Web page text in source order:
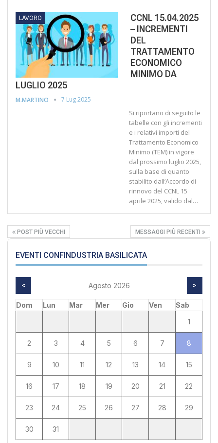
LAVORO
CCNL 15.04.2025
– INCREMENTI
DEL
TRATTAMENTO
ECONOMICO
MINIMO DA
LUGLIO 2025
M.MARTINO 7 Lug 2025
Si riportano di seguito le
tabelle con gli incrementi
e i relativi importi del
Trattamento Economico
Minimo (TEM) in vigore
dal prossimo luglio 2025,
sulla base di quanto
stabilito dall’Accordo di
rinnovo del CCNL 15
aprile 2025, valido dal…
POST PIÙ VECCHI MESSAGGI PIÙ RECENTI
EVENTI CONFINDUSTRIA BASILICATA
< Agosto 2026 >
Dom Lun Mar Mer Gio Ven
Sab
1
2 3 4 5 6 7 8
9 10 11 12 13 14 15
16 17 18 19 20 21 22
23 24 25 26 27 28 29
30 31